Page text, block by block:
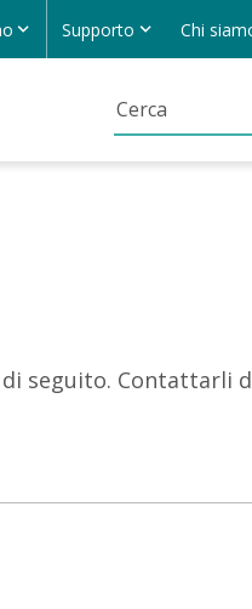
Supporto Chi
seguito. Contattarli